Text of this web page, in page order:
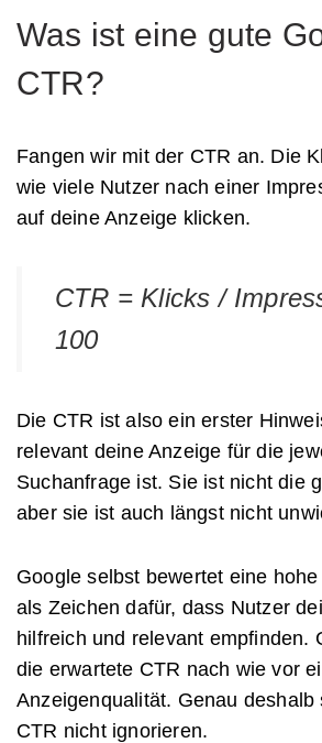
Was ist eine gute
CTR?
Fangen wir mit der CTR an. Die
wie viele Nutzer nach einer
auf deine Anzeige klicken.
CTR = Klicks /
100
Die CTR ist also ein erster
relevant deine Anzeige für die
Suchanfrage ist. Sie ist nicht die
aber sie ist auch längst nicht
Google selbst bewertet eine
als Zeichen dafür, dass Nutzer
hilfreich und relevant empfinden.
die erwartete CTR nach wie vor
Anzeigenqualität. Genau deshalb
CTR nicht ignorieren.